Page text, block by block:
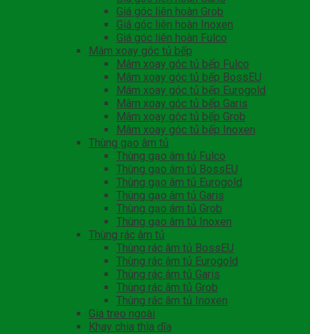
Giá góc liên hoàn Grob
Giá góc liên hoàn Inoxen
Giá góc liên hoàn Fulco
Mâm xoay góc tủ bếp
Mâm xoay góc tủ bếp Fulco
Mâm xoay góc tủ bếp BossEU
Mâm xoay góc tủ bếp Eurogold
Mâm xoay góc tủ bếp Garis
Mâm xoay góc tủ bếp Grob
Mâm xoay góc tủ bếp Inoxen
Thùng gạo âm tủ
Thùng gạo âm tủ Fulco
Thùng gạo âm tủ BossEU
Thùng gạo âm tủ Eurogold
Thùng gạo âm tủ Garis
Thùng gạo âm tủ Grob
Thùng gạo âm tủ Inoxen
Thùng rác âm tủ
Thùng rác âm tủ BossEU
Thùng rác âm tủ Eurogold
Thùng rác âm tủ Garis
Thùng rác âm tủ Grob
Thùng rác âm tủ Inoxen
Giá treo ngoài
Khay chia thìa dĩa